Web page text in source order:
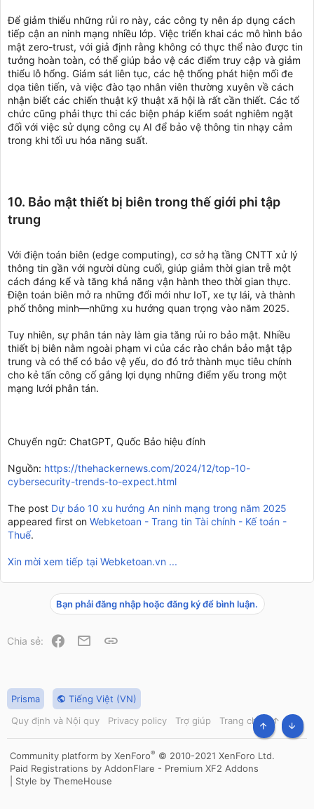
Để giảm thiểu những rủi ro này, các công ty nên áp dụng cách
tiếp cận an ninh mạng nhiều lớp. Việc triển khai các mô hình bảo
mật zero-trust, với giả định rằng không có thực thể nào được tin
tưởng hoàn toàn, có thể giúp bảo vệ các điểm truy cập và giảm
thiểu lỗ hổng. Giám sát liên tục, các hệ thống phát hiện mối đe
dọa tiên tiến, và việc đào tạo nhân viên thường xuyên về cách
nhận biết các chiến thuật kỹ thuật xã hội là rất cần thiết. Các tổ
chức cũng phải thực thi các biện pháp kiểm soát nghiêm ngặt
đối với việc sử dụng công cụ AI để bảo vệ thông tin nhạy cảm
trong khi tối ưu hóa năng suất.
10. Bảo mật thiết bị biên trong thế giới phi tập
trung
Với điện toán biên (edge computing), cơ sở hạ tầng CNTT xử lý
thông tin gần với người dùng cuối, giúp giảm thời gian trễ một
cách đáng kể và tăng khả năng vận hành theo thời gian thực.
Điện toán biên mở ra những đổi mới như IoT, xe tự lái, và thành
phố thông minh—những xu hướng quan trọng vào năm 2025.
Tuy nhiên, sự phân tán này làm gia tăng rủi ro bảo mật. Nhiều
thiết bị biên nằm ngoài phạm vi của các rào chắn bảo mật tập
trung và có thể có bảo vệ yếu, do đó trở thành mục tiêu chính
cho kẻ tấn công cố gắng lợi dụng những điểm yếu trong một
mạng lưới phân tán.
Chuyển ngữ: ChatGPT, Quốc Bảo hiệu đính
Nguồn: https://thehackernews.com/2024/12/top-10-
cybersecurity-trends-to-expect.html
The post Dự báo 10 xu hướng An ninh mạng trong năm 2025
appeared first on Webketoan - Trang tin Tài chính - Kế toán -
Thuế.
Xin mời xem tiếp tại Webketoan.vn ...
Bạn phải đăng nhập hoặc đăng ký để bình luận.
Chia sẻ: Facebook
Email
Prisma
Tiếng Việt (VN)
Quy định và Nội quy
Privacy policy Trợ giúp Trang chủ
R
S
Community platform by XenForo® © 2010-2021 XenForo Ltd.
Paid Registrations by AddonFlare - Premium XF2 Addons
Style by ThemeHouse
TOP